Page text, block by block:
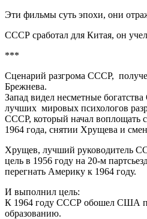
Эти фильмы суть эпохи, они
СССР сработал для Китая, он
***
Сценарий разгрома СССР,
Брежнева.
Запад видел несметные
лучших мировых психологов
СССР, который начал воплощать с
1964 года, снятии Хрущева и
Хрущев, лучший руководитель
цель в 1956 году на 20-м
перегнать Америку к 1964 году.
И выполнил цель:
К 1964 году СССР обошел США
образованию.